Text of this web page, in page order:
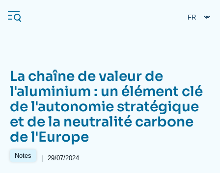
au
contenu
Navigation
principale
L'Ifri
Analyses
À propos de l'Ifri
La chaîne de valeur de
l'aluminium : un élément clé
de l'autonomie stratégique
et de la neutralité carbone
de l'Europe
Notes |
Date
29/07/2024